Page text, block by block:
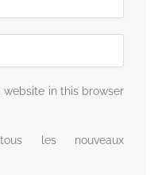
website in this browser
les nouveaux